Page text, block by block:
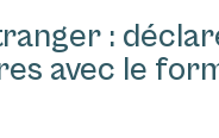
:
avec le